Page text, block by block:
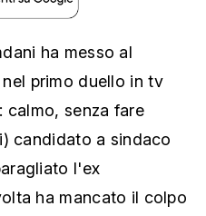
ha messo al
primo duello in tv
calmo, senza fare
candidato a sindaco
l'ex
ha mancato il colpo